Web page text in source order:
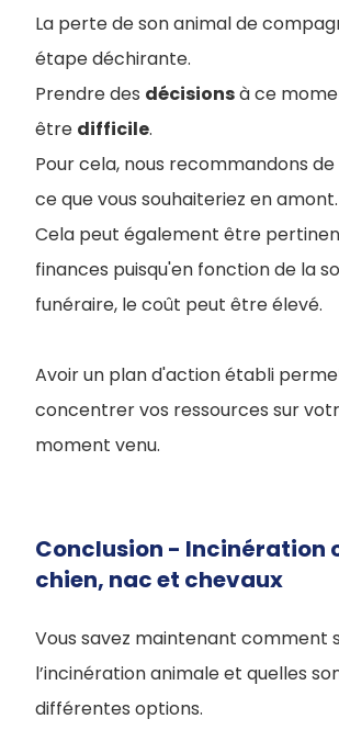
La perte de son animal de
étape déchirante.
Prendre des décisionsà ce
être difficile.
Pour cela, nous recommandons
ce que vous souhaiteriez en amont.
Cela peut également être
finances puisqu'en fonction de la
funéraire, le coût peut être élevé.
Avoir un plan d'action établi
concentrer vos ressources sur
moment venu.
Conclusion - Incinération
chien, nac et chevaux
Vous savez maintenant comment
l’incinération animale et quelles
différentes options.